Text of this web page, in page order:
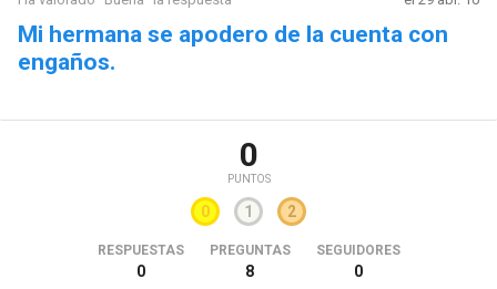
Mi hermana se apodero de la cuenta con
engaños.
0
PUNTOS
0 1 2
RESPUESTAS
0
PREGUNTAS
8
SEGUIDORES
0